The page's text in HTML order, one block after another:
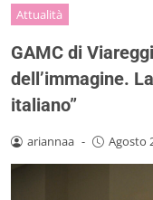
Attualità
GAMC di
dell’immagine.
italiano”
ariannaa - Agosto